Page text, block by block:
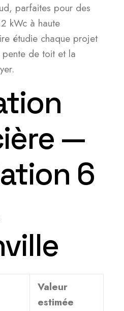
parfaites pour des
kWc à haute
étudie chaque projet
pente de toit et la
—
6
Valeur
estimée